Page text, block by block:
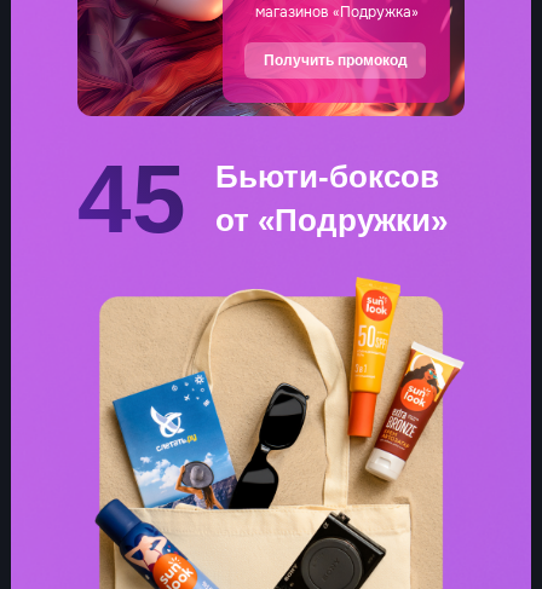
магазинов «Подружка»
45
Бьюти-боксов
от «Подружки»
Получить промокод